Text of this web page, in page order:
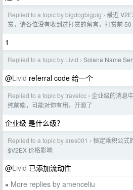
Replied to a topic by bigdogbigpig › 最近
赏，请各位没有收到过打赏的留言，打赏前 50
1
Replied to a topic by Livid › Solana Name
@Livid referral code 给一个
Replied to a topic by travelcc › 企业级的消息
纯前端，可能对你有用，开源了
企业级 是什么级？
Replied to a topic by ares001 › 恒定乘积公式
$V2EX 价格影响
@Livid 已添加流动性
» More replies by amenceliu